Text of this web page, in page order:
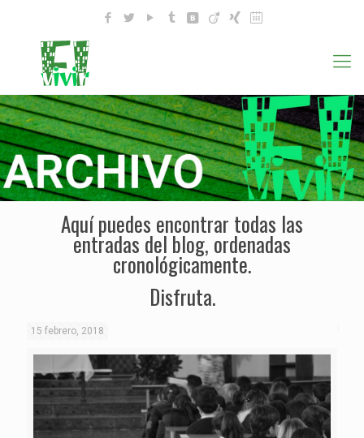
Aquí puedes encontrar todas las
entradas del blog, ordenadas
cronológicamente.
Disfruta.
15 febrero, 2018